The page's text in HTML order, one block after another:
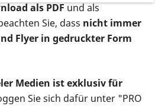
als PDFund als
Sie, dass nicht immer
Flyer in gedruckter Form
Medien ist exklusiv für
Sie sich dafür unter "PRO